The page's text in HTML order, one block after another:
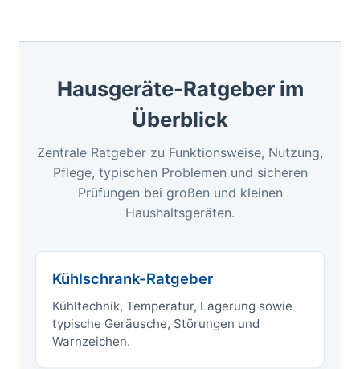
Hausgeräte-Ratgeber im
Überblick
Zentrale Ratgeber zu Funktionsweise, Nutzung,
Pflege, typischen Problemen und sicheren
Prüfungen bei großen und kleinen
Haushaltsgeräten.
Kühlschrank-Ratgeber
Kühltechnik, Temperatur, Lagerung sowie
typische Geräusche, Störungen und
Warnzeichen.